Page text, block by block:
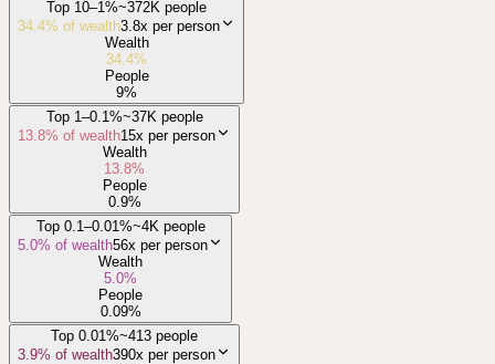
Top 10–1%~372K people
34.4% of wealth3.8x per person
Wealth
34.4%
People
9%
Top 1–0.1%~37K people
13.8% of wealth15x per person
Wealth
13.8%
People
0.9%
Top 0.1–0.01%~4K people
5.0% of wealth56x per person
Wealth
5.0%
People
0.09%
Top 0.01%~413 people
3.9% of wealth390x per person